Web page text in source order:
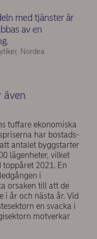
med tjänster är
av en
Nordea
även
tuffare ekonomiska
har bostads-
antalet byggstarter
lägenheter, vilket
2021. En
i
orsaken till att de
i år och nästa år. Vid
en svacka i
motverkar